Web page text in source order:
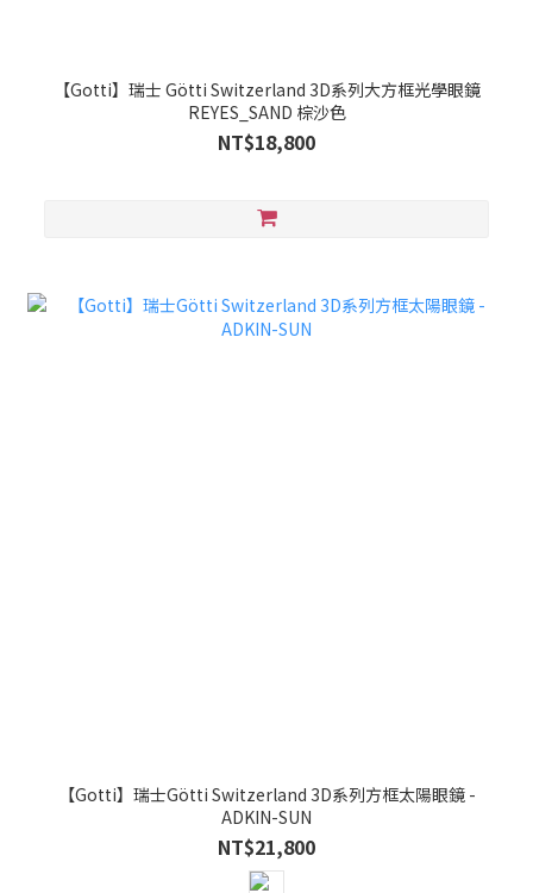
【Gotti】瑞士 Götti Switzerland 3D系列大方框光學眼鏡
REYES_SAND 棕沙色
NT$18,800
【Gotti】瑞士Götti Switzerland 3D系列方框太陽眼鏡 -
ADKIN-SUN
NT$21,800